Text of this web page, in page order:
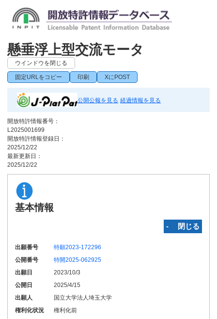
懸垂浮上型交流モータ
ウインドウを閉じる
固定URLをコピー 印刷 XにPOST
公開公報を見る 経過情報を見る
開放特許情報番号：
L2025001699
開放特許情報登録日：
2025/12/22
最新更新日：
2025/12/22
基本情報
‐ 閉じる
出願番号
特願2023-172296
公開番号
特開2025-062925
出願日
2023/10/3
公開日
2025/4/15
出願人
国立大学法人埼玉大学
権利化状況
権利化前